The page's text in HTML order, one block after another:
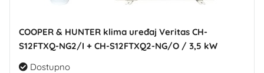
COOPER & HUNTER klima uređaj Veritas CH-
S12FTXQ-NG2/I + CH-S12FTXQ2-NG/O / 3,5 kW
Dostupno